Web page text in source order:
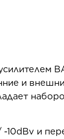
и
10dBv и